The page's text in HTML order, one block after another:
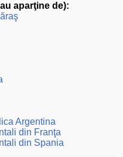
aparţine de):
Argentina
din Franţa
din Spania